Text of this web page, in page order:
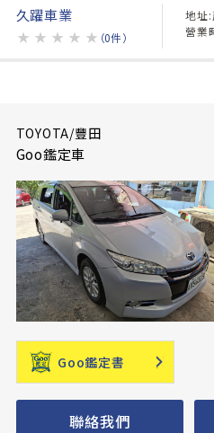
久躍車業
★ ★ ★ ★ ★ （0件）
地址
營業
TOYOTA/豐田
Goo鑑定車
Goo鑑定書
聯絡我們